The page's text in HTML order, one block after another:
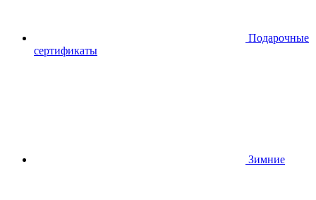
Подарочные
сертификаты
Зимние